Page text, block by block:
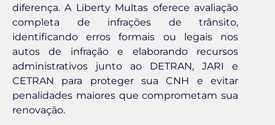
diferença. A Liberty Multas oferece avaliação
completa de infrações de trânsito,
identificando erros formais ou legais nos
autos de infração e elaborando recursos
administrativos junto ao DETRAN, JARI e
CETRAN para proteger sua CNH e evitar
penalidades maiores que comprometam sua
renovação.